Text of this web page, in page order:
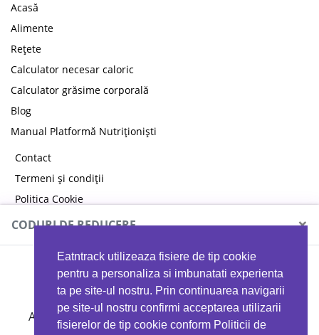
Eatntrack utilizeaza fisiere de tip cookie
pentru a personaliza si imbunatati experienta
ta pe site-ul nostru. Prin continuarea navigarii
pe site-ul nostru confirmi acceptarea utilizarii
fisierelor de tip cookie conform Politicii de
Acasă
Alimente
Rețete
Calculator necesar caloric
Calculator grăsime corporală
Blog
Manual Platformă Nutriționiști
Contact
Termeni și condiții
Politica Cookie
Politica de confidențialitate
CODURI DE REDUCERE ×
MYPROTEIN
Ai 40%reducere la orice comandă folosind codul